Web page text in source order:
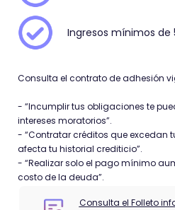
Ingresos mínimos de
Consulta el contrato de adhesión
- “Incumplir tus obligaciones te
intereses moratorios”.
- “Contratar créditos que
afecta tu historial crediticio”.
- “Realizar solo el pago mínimo
costo de la deuda”.
Consulta el Folleto